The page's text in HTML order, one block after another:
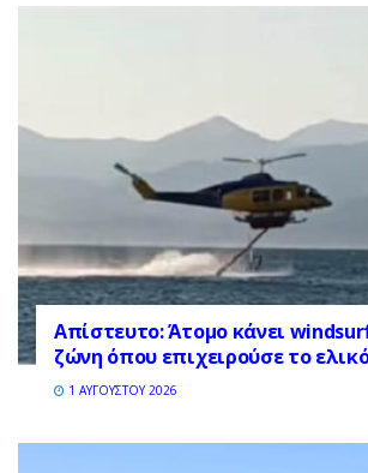
Απίστευτο: Άτομο κάνει
ζώνη όπου επιχειρούσε το
1 ΑΥΓΟΎΣΤΟΥ 2026